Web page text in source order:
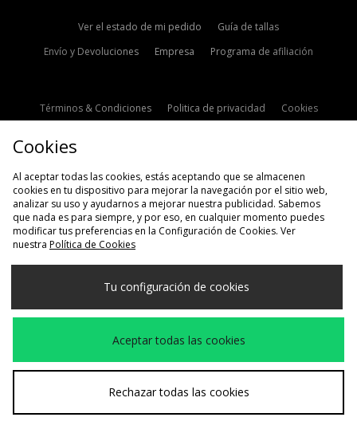
Ver el estado de mi pedido
Guía de tallas
Envío y Devoluciones
Empresa Programa de afiliación
Términos & Condiciones Politica de privacidad
Cookies
Selecciona País
España
Aceptamos las siguientes formas de pago
Visita nuestra página corporativa en www.jdplc.com
Cookies
Al aceptar todas las cookies, estás aceptando que se almacenen
cookies en tu dispositivo para mejorar la navegación por el sitio web,
analizar su uso y ayudarnos a mejorar nuestra publicidad. Sabemos
que nada es para siempre, y por eso, en cualquier momento puedes
modificar tus preferencias en la Configuración de Cookies. Ver
nuestra Política de Cookies
Tu configuración de cookies
Aceptar todas las cookies
Rechazar todas las cookies